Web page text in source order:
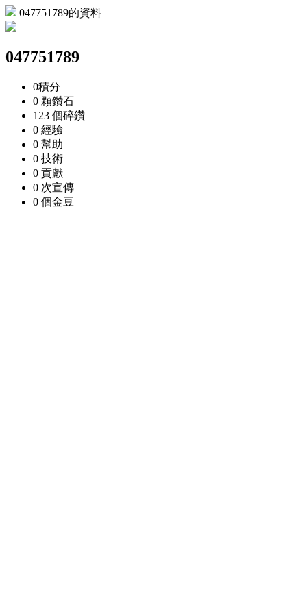
047751789的資料
047751789
0積分
0 顆鑽石
123 個碎鑽
0 經驗
0 幫助
0 技術
0 貢獻
0 次宣傳
0 個金豆